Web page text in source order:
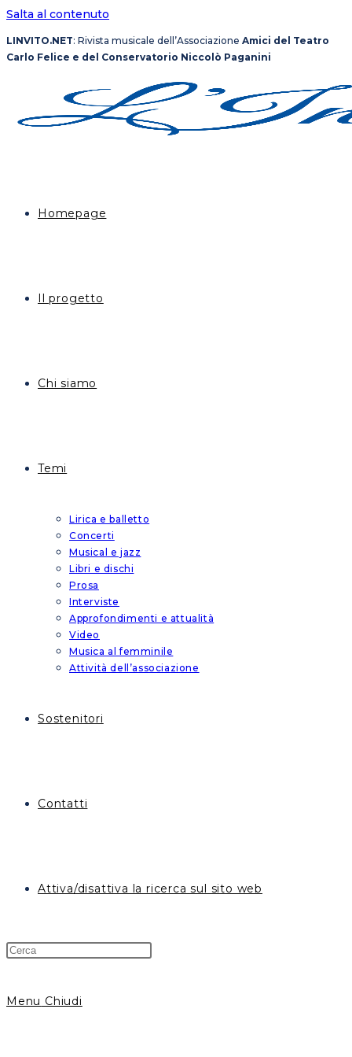
Salta al contenuto
LINVITO.NET: Rivista musicale dell’Associazione Amici del Teatro
Carlo Felice e del Conservatorio Niccolò Paganini
Homepage
Il progetto
Chi siamo
Temi
Lirica e balletto
Concerti
Musical e jazz
Libri e dischi
Prosa
Interviste
Approfondimenti e attualità
Video
Musica al femminile
Attività dell’associazione
Sostenitori
Contatti
Attiva/disattiva la ricerca sul sito web
Menu Chiudi